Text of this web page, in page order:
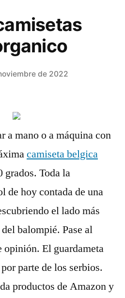
de 2022
a mano o a máquina con
camiseta belgica
grados. Toda la
de hoy contada de una
el lado más
balompié. Pase al
El guardameta
parte de los serbios.
productos de Amazon y